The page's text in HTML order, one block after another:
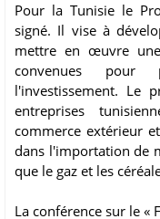
Pour la Tunisie le
signé. Il vise à
mettre en œuvre
convenues pour
l'investissement. Le
entreprises
commerce extérieur
dans l'importation de
que le gaz et les
La conférence sur le «